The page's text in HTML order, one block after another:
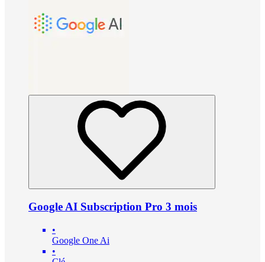
Google AI Subscription Pro 3 mois
•
Google One Ai
•